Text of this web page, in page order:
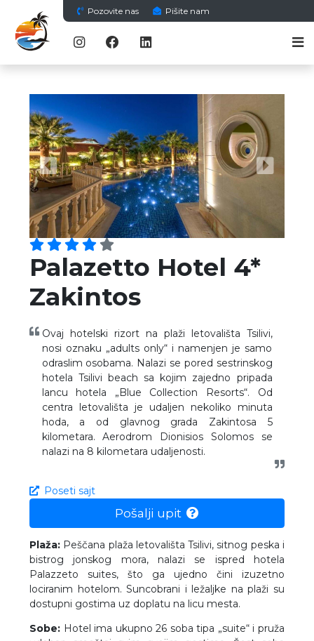
Pozovite nas Pišite nam
Previous Next
Palazetto Hotel 4*
Zakintos
Ovaj hotelski rizort na plaži letovališta Tsilivi,
nosi oznaku „adults only“ i namenjen je samo
odraslim osobama. Nalazi se pored sestrinskog
hotela Tsilivi beach sa kojim zajedno pripada
lancu hotela „Blue Collection Resorts“. Od
centra letovališta je udaljen nekoliko minuta
hoda, a od glavnog grada Zakintosa 5
kilometara. Aerodrom Dionisios Solomos se
nalazi na 8 kilometara udaljenosti.
Poseti sajt
Pošalji upit
Plaža: Peščana plaža letovališta Tsilivi, sitnog peska i
bistrog jonskog mora, nalazi se ispred hotela
Palazzeto suites, što ga ujedno čini izuzetno
lociranim hotelom. Suncobrani i ležaljke na plaži su
dostupni gostima uz doplatu na licu mesta.
Sobe: Hotel ima ukupno 26 soba tipa „suite“ i pruža